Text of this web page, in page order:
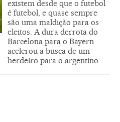
existem desde que o futebol
é futebol, e quase sempre
são uma maldição para os
eleitos. A dura derrota do
Barcelona para o Bayern
acelerou a busca de um
herdeiro para o argentino